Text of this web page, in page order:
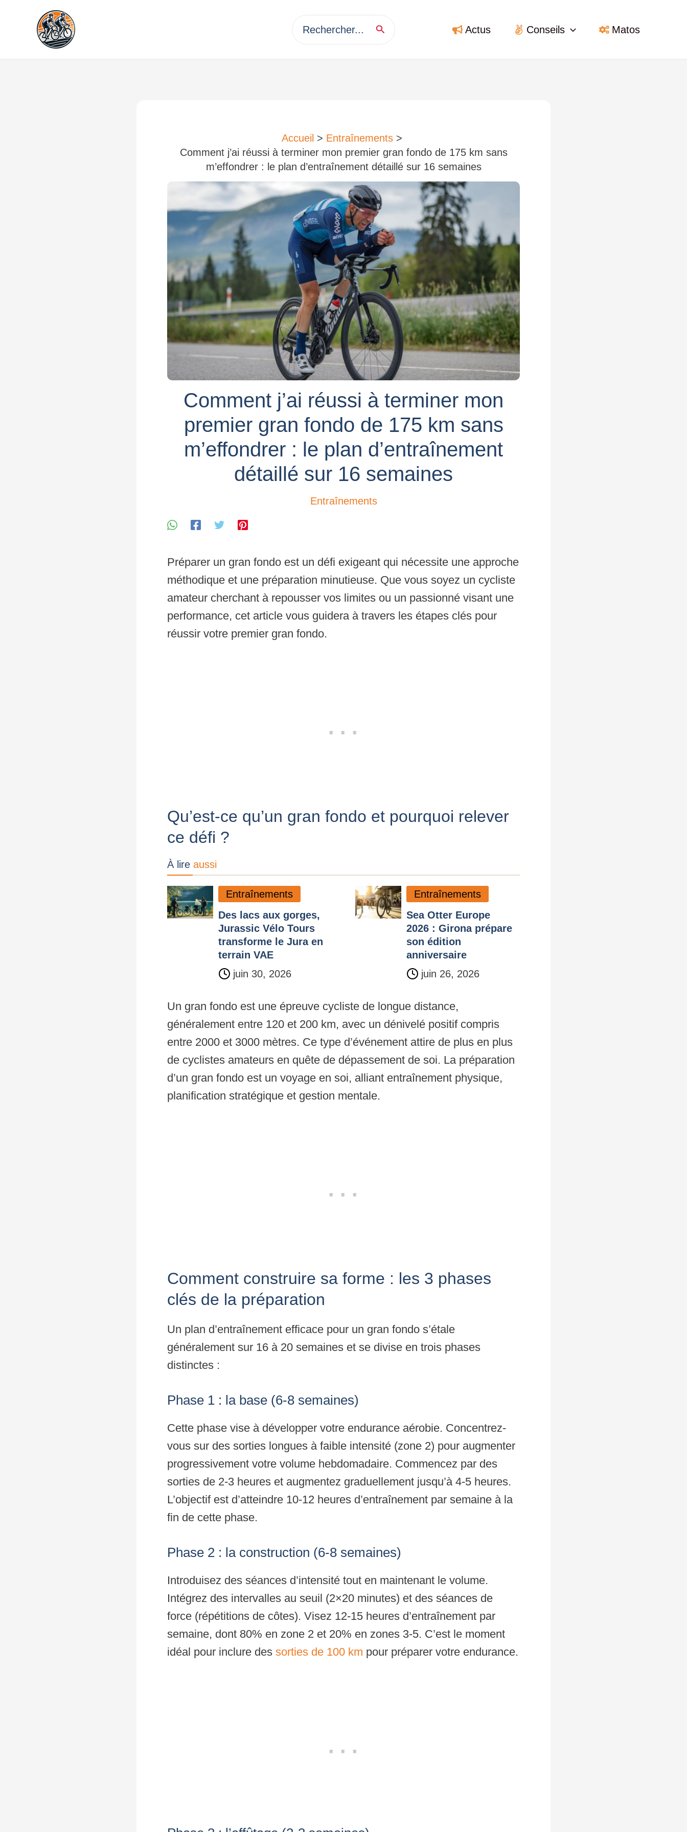
Search
for:
Actus Conseils Matos
Accueil
Entraînements
Comment j’ai réussi à terminer mon premier gran fondo de 175 km sans
m’effondrer : le plan d’entraînement détaillé sur 16 semaines
Comment j’ai réussi à terminer mon
premier gran fondo de 175 km sans
m’effondrer : le plan d’entraînement
détaillé sur 16 semaines
Entraînements
Préparer un gran fondo est un défi exigeant qui nécessite une approche
méthodique et une préparation minutieuse. Que vous soyez un cycliste
amateur cherchant à repousser vos limites ou un passionné visant une
performance, cet article vous guidera à travers les étapes clés pour
réussir votre premier gran fondo.
Qu’est-ce qu’un gran fondo et pourquoi relever
ce défi ?
À lire aussi
Entraînements
Des lacs aux gorges,
Jurassic Vélo Tours
transforme le Jura en
terrain VAE
juin 30, 2026
Entraînements
Sea Otter Europe
2026 : Girona prépare
son édition
anniversaire
juin 26, 2026
Un gran fondo est une épreuve cycliste de longue distance,
généralement entre 120 et 200 km, avec un dénivelé positif compris
entre 2000 et 3000 mètres. Ce type d’événement attire de plus en plus
de cyclistes amateurs en quête de dépassement de soi. La préparation
d’un gran fondo est un voyage en soi, alliant entraînement physique,
planification stratégique et gestion mentale.
Comment construire sa forme : les 3 phases
clés de la préparation
Un plan d’entraînement efficace pour un gran fondo s’étale
généralement sur 16 à 20 semaines et se divise en trois phases
distinctes :
Phase 1 : la base (6-8 semaines)
Cette phase vise à développer votre endurance aérobie. Concentrez-
vous sur des sorties longues à faible intensité (zone 2) pour augmenter
progressivement votre volume hebdomadaire. Commencez par des
sorties de 2-3 heures et augmentez graduellement jusqu’à 4-5 heures.
L’objectif est d’atteindre 10-12 heures d’entraînement par semaine à la
fin de cette phase.
Phase 2 : la construction (6-8 semaines)
Introduisez des séances d’intensité tout en maintenant le volume.
Intégrez des intervalles au seuil (2×20 minutes) et des séances de
force (répétitions de côtes). Visez 12-15 heures d’entraînement par
semaine, dont 80% en zone 2 et 20% en zones 3-5. C’est le moment
idéal pour inclure des sorties de 100 km pour préparer votre endurance.